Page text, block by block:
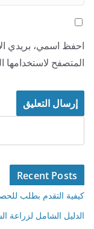
احفظ اسمي، بريدي
المتصفح لاستخدامها
Recent Posts
كيفية التقدم بطلب
الدليل الشامل لزراعة